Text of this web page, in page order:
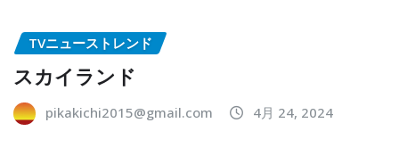
TVニューストレンド
スカイランド
pikakichi2015@gmail.com 4月 24, 2024